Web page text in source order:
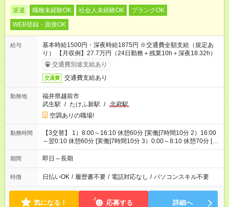
派遣 職種未経験OK 社会人未経験OK
ブランクOK
WEB登録・面接OK
給与
基本時給1500円・深夜時給1875円 ※交通費全額支給（規定あ
り） 【月収例】27.7万円（24日勤務＋残業10h＋深夜18.32h）
交通費別途支給あり
交通費 交通費支給あり
勤務地
福井県越前市
武生駅 / たけふ新駅 / 北府駅
空調ありの職場!
勤務時間
【3交替】 1）8:00～16:10 休憩60分 [実働]7時間10分 2）16:00
～翌0:10 休憩60分 [実働]7時間10分 3）0:00～8:10 休憩70分 [実
働]7時間00分
期間 即日～長期
特徴 日払いOK / 履歴書不要 / 電話対応なし / パソコンスキル不要
気になる！ 応募する 詳細へ